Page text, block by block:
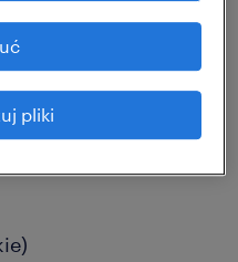
w pełni
zarządczy i
pliki